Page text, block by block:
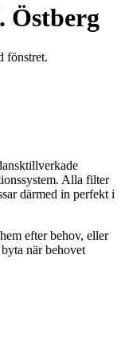
Östberg
Alla filter
därmed in perfekt i
efter behov, eller
när behovet